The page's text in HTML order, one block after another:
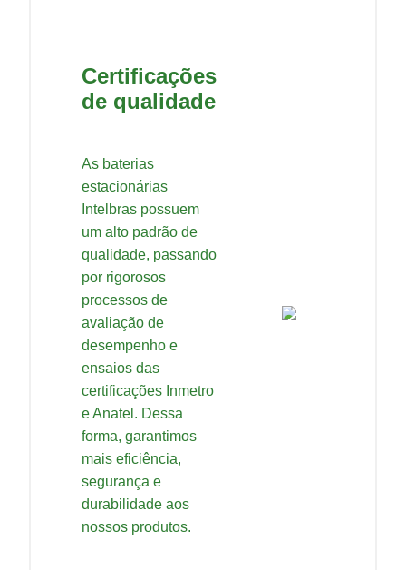
Certificações
de qualidade
As baterias
estacionárias
Intelbras possuem
um alto padrão de
qualidade, passando
por rigorosos
processos de
avaliação de
desempenho e
ensaios das
certificações Inmetro
e Anatel. Dessa
forma, garantimos
mais eficiência,
segurança e
durabilidade aos
nossos produtos.